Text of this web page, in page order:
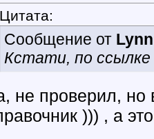
Цитата:
Сообщение от Lynn
Кстати, по
не проверил,
))) , а